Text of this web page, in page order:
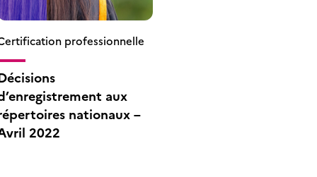
professionnelle
aux
nationaux –
2022